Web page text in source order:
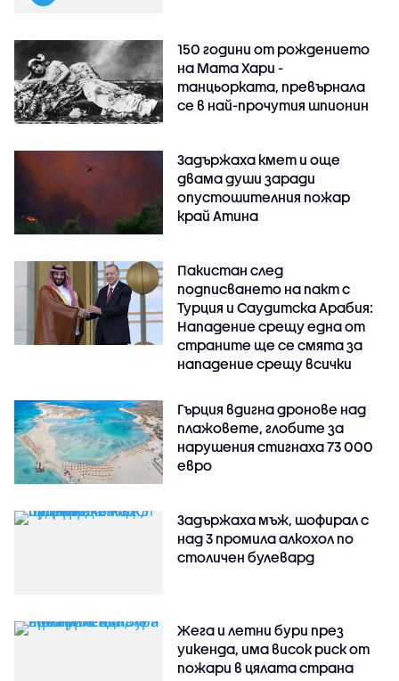
150 години от рождението
на Мата Хари -
танцьорката, превърнала
се в най-прочутия шпионин
Задържаха кмет и още
двама души заради
опустошителния пожар
край Атина
Пакистан след
подписването на пакт с
Турция и Саудитска Арабия:
Нападение срещу една от
страните ще се смята за
нападение срещу всички
Гърция вдигна дронове над
плажовете, глобите за
нарушения стигнаха 73 000
евро
Задържаха мъж, шофирал с
над 3 промила алкохол по
столичен булевард
Жега и летни бури през
уикенда, има висок риск от
пожари в цялата страна